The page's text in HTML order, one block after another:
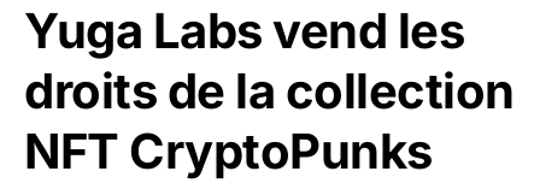
Yuga Labs vend les
droits de la collection
NFT CryptoPunks